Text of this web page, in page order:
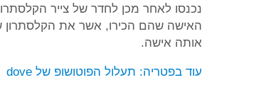
נכנסו לאחר מכן לחדר של צייר
האישה שהם הכירו, אשר את הקלסתרון
אותה אישה.
עוד בפטריה: תעלול הפוטושופ של dove